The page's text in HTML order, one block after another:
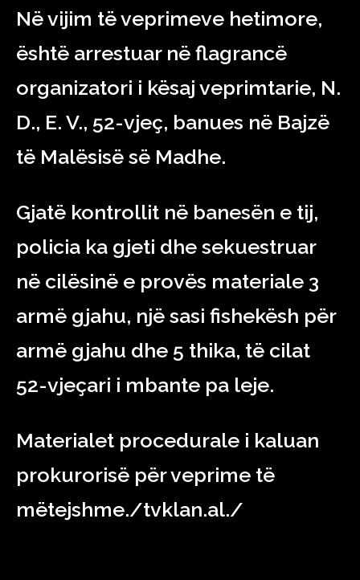
Në vijim të veprimeve hetimore,
është arrestuar në flagrancë
organizatori i kësaj veprimtarie, N.
D., E. V., 52-vjeç, banues në Bajzë
të Malësisë së Madhe.
Gjatë kontrollit në banesën e tij,
policia ka gjeti dhe sekuestruar
në cilësinë e provës materiale 3
armë gjahu, një sasi fishekësh për
armë gjahu dhe 5 thika, të cilat
52-vjeçari i mbante pa leje.
Materialet procedurale i kaluan
prokurorisë për veprime të
mëtejshme./tvklan.al./